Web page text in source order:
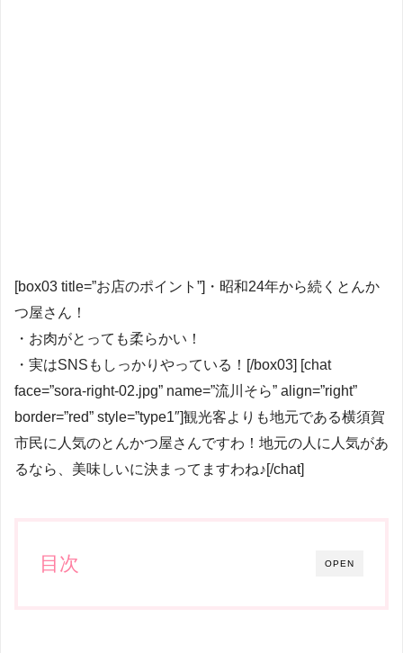
[box03 title=”お店のポイント”]・昭和24年から続くとんか
つ屋さん！
・お肉がとっても柔らかい！
・実はSNSもしっかりやっている！[/box03] [chat
face=”sora-right-02.jpg” name=”流川そら” align=”right”
border=”red” style=”type1″]観光客よりも地元である横須賀
市民に人気のとんかつ屋さんですわ！地元の人に人気があ
るなら、美味しいに決まってますわね♪[/chat]
OPEN
目次